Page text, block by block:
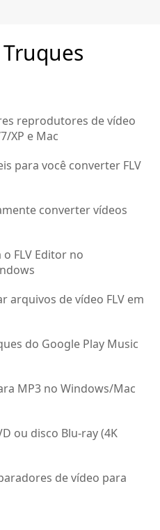
reprodutores de vídeo
XP e Mac
para você converter FLV
converter vídeos
FLV Editor no
arquivos de vídeo FLV em
do Google Play Music
MP3 no Windows/Mac
ou disco Blu-ray (4K
de vídeo para